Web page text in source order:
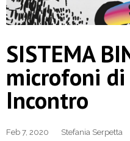
SISTEMA
microfoni di
Incontro
Feb 7, 2020 Stefania Serpetta